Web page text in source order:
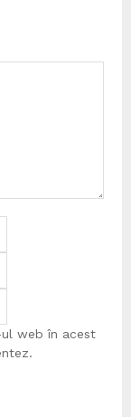
web în acest